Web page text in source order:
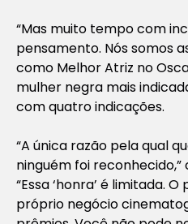
“Mas muito tempo com
pensamento. Nós somos
como Melhor Atriz no
mulher negra mais
com quatro indicações.
“A única razão pela qual
ninguém foi reconhecido,”
“Essa ‘honra’ é limitada.
próprio negócio